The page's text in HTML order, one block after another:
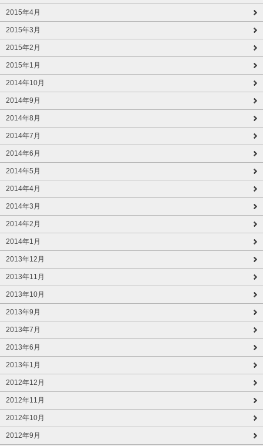
2015年4月
2015年3月
2015年2月
2015年1月
2014年10月
2014年9月
2014年8月
2014年7月
2014年6月
2014年5月
2014年4月
2014年3月
2014年2月
2014年1月
2013年12月
2013年11月
2013年10月
2013年9月
2013年7月
2013年6月
2013年1月
2012年12月
2012年11月
2012年10月
2012年9月